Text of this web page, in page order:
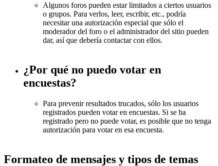
Algunos foros pueden estar limitados a ciertos usuarios
o grupos. Para verlos, leer, escribir, etc., podría
necesitar una autorización especial que sólo el
moderador del foro o el administrador del sitio pueden
dar, así que debería contactar con ellos.
¿Por qué no puedo votar en
encuestas?
Para prevenir resultados trucados, sólo los usuarios
registrados pueden votar en encuestas. Si se ha
registrado pero no puede votar, es posible que no tenga
autorización para votar en esa encuesta.
Formateo de mensajes y tipos de temas